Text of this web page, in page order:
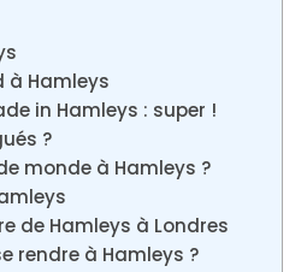
à Hamleys
in Hamleys : super !
?
monde à Hamleys ?
de Hamleys à Londres
rendre à Hamleys ?